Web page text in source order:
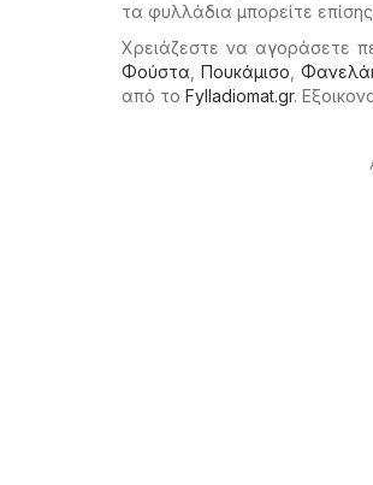
τα φυλλάδια μπορείτε
Χρειάζεστε να αγοράσετε
Φούστα Πουκάμισο
από το Fylladiomat.gr.